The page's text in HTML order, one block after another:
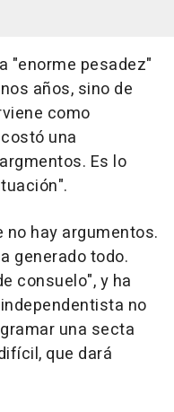
"enorme pesadez"
años, sino de
como
una
Es lo
no hay argumentos.
generado todo.
consuelo", y ha
no
una secta
que dará